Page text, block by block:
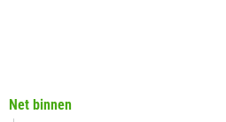
Net binnen